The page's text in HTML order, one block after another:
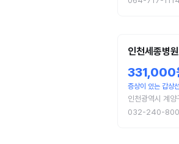
인천세종병원
331,000
증상이 있는 갑상
인천광역시 계
032-240-